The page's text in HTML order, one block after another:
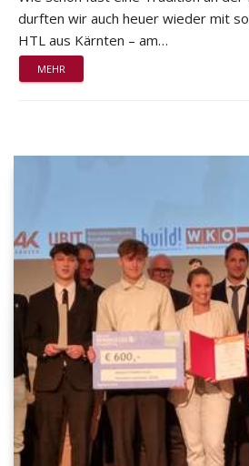
durften wir auch heuer wieder mit
HTL aus Kärnten – am…
MEHR